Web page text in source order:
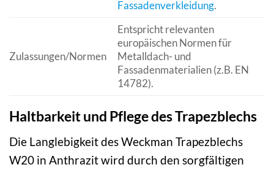
Fassadenverkleidung.
Zulassungen/Normen
Entspricht relevanten
europäischen Normen für
Metalldach- und
Fassadenmaterialien (z.B. EN
14782).
Haltbarkeit und Pflege des Trapezblechs
Die Langlebigkeit des Weckman Trapezblechs
W20 in Anthrazit wird durch den sorgfältigen